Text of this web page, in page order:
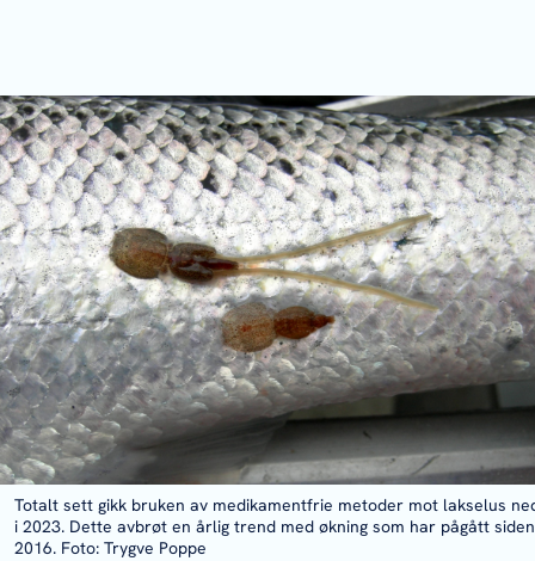
Totalt sett gikk bruken av medikamentfrie metoder mot lakselus
i 2023. Dette avbrøt en årlig trend med økning som har pågått siden
2016. Foto: Trygve Poppe